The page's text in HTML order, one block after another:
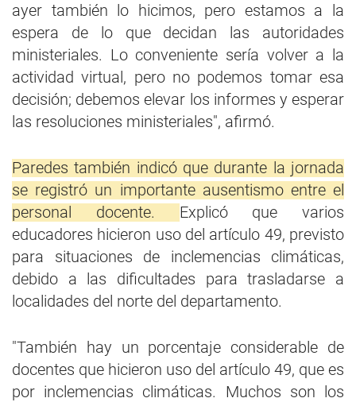
ayer también lo hicimos, pero estamos a la
espera de lo que decidan las autoridades
ministeriales. Lo conveniente sería volver a la
actividad virtual, pero no podemos tomar esa
decisión; debemos elevar los informes y esperar
las resoluciones ministeriales", afirmó.
Paredes también indicó que durante la jornada
se registró un importante ausentismo entre el
personal docente. Explicó que varios
educadores hicieron uso del artículo 49, previsto
para situaciones de inclemencias climáticas,
debido a las dificultades para trasladarse a
localidades del norte del departamento.
"También hay un porcentaje considerable de
docentes que hicieron uso del artículo 49, que es
por inclemencias climáticas. Muchos son los